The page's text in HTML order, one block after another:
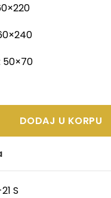
50×70
DODAJ U KORPU
S